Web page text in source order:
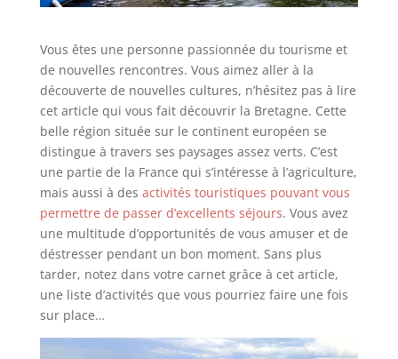
Vous êtes une personne passionnée du tourisme et
de nouvelles rencontres. Vous aimez aller à la
découverte de nouvelles cultures, n’hésitez pas à lire
cet article qui vous fait découvrir la Bretagne. Cette
belle région située sur le continent européen se
distingue à travers ses paysages assez verts. C’est
une partie de la France qui s’intéresse à l’agriculture,
mais aussi à des activités touristiques pouvant vous
permettre de passer d’excellents séjours. Vous avez
une multitude d’opportunités de vous amuser et de
déstresser pendant un bon moment. Sans plus
tarder, notez dans votre carnet grâce à cet article,
une liste d’activités que vous pourriez faire une fois
sur place…